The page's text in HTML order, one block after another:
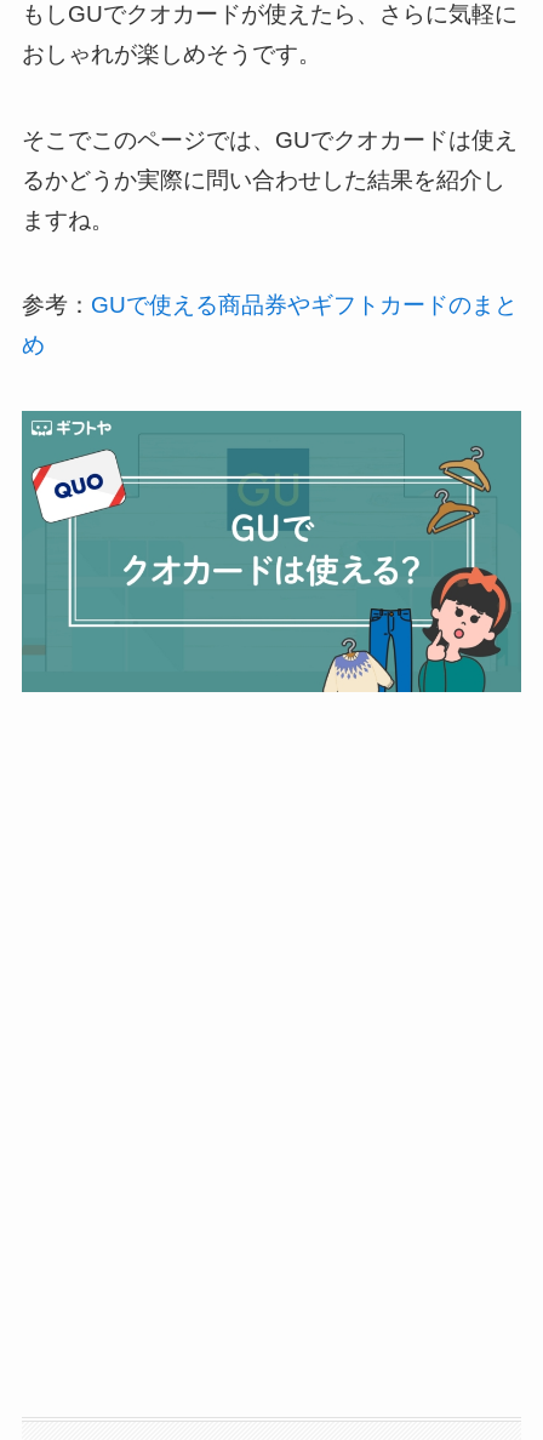
もしGUでクオカードが使えたら、さらに気軽に
おしゃれが楽しめそうです。
そこでこのページでは、GUでクオカードは使え
るかどうか実際に問い合わせした結果を紹介し
ますね。
参考： GUで使える商品券やギフトカードのまと
め